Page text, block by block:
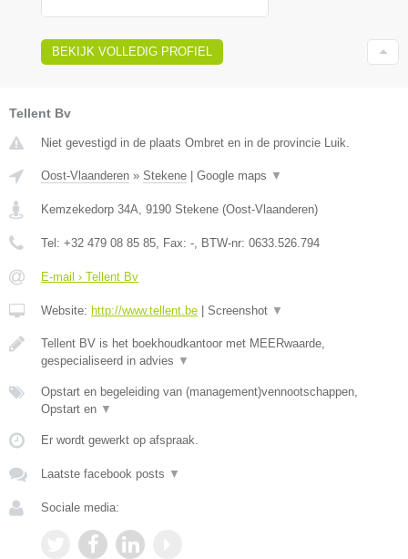
BEKIJK VOLLEDIG PROFIEL
Tellent Bv
Niet gevestigd in de plaats Ombret en in de provincie Luik.
Oost-Vlaanderen » Stekene | Google maps ▼
Kemzekedorp 34A 9190 Stekene (Oost-Vlaanderen)
Tel: +32 479 08 85 85 , Fax: - , BTW-nr: 0633.526.794
E-mail › Tellent Bv
Website: http://www.tellent.be | Screenshot ▼
Tellent BV is het boekhoudkantoor met MEERwaarde,
gespecialiseerd in advies ▼
Opstart en begeleiding van (management)vennootschappen,
Opstart en ▼
Er wordt gewerkt op afspraak.
Laatste facebook posts ▼
Sociale media: